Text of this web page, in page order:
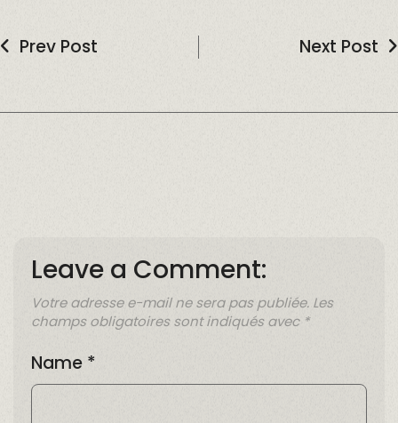
Prev Post Next Post
Leave a Comment:
Votre adresse e-mail ne sera pas publiée. Les
champs obligatoires sont indiqués avec *
Name *